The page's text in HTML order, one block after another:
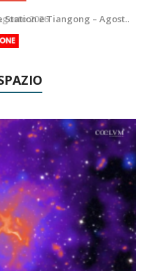
Transiti di ISS International Space Station e Tiangong – Agosto 2026
– Agosto 2026